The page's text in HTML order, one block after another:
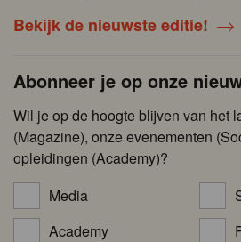
Bekijk de nieuwste editie!
Abonneer je op onze
Wil je op de hoogte blijven van het
(Magazine), onze evenementen
opleidingen (Academy)?
Media
Academy